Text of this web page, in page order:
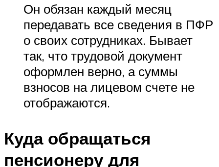
Он обязан каждый месяц
передавать все сведения в ПФР
о своих сотрудниках. Бывает
так, что трудовой документ
оформлен верно, а суммы
взносов на лицевом счете не
отображаются.
Куда обращаться
пенсионеру для